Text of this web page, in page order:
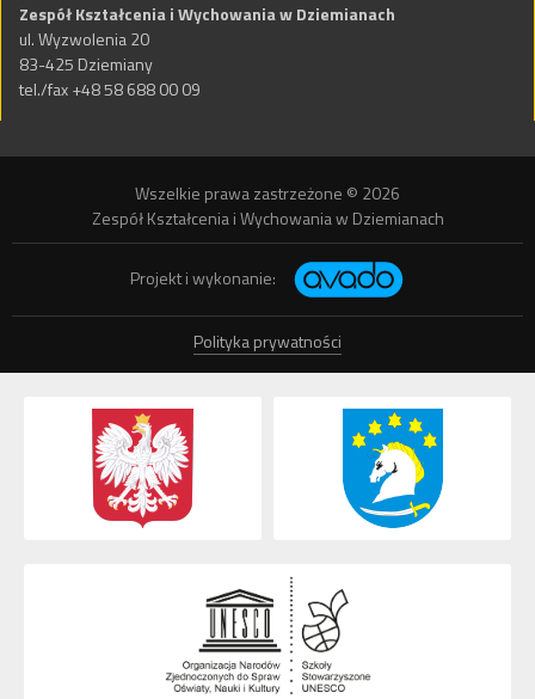
Zespół Kształcenia i Wychowania w Dziemianach
ul. Wyzwolenia 20
83-425 Dziemiany
tel./fax +48 58 688 00 09
Wszelkie prawa zastrzeżone © 2026
Zespół Kształcenia i Wychowania w Dziemianach
Projekt i wykonanie:
Polityka prywatności